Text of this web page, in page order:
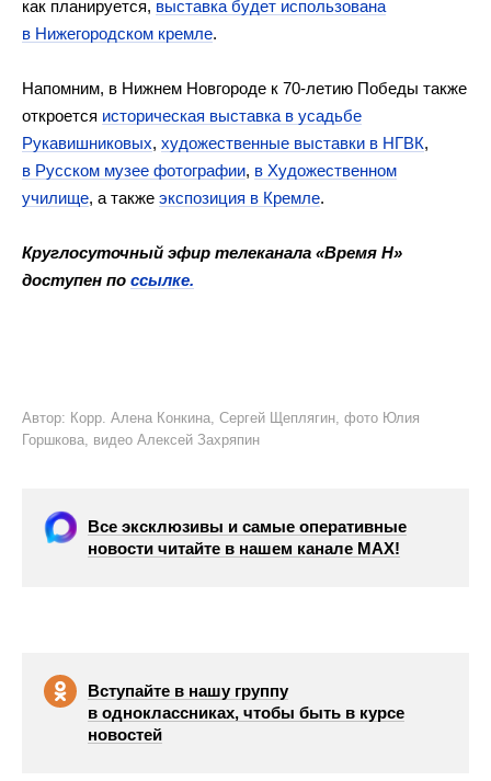
как планируется, выставка будет использована
в Нижегородском кремле.
Напомним, в Нижнем Новгороде к 70-летию Победы также
откроется историческая выставка в усадьбе
Рукавишниковых, художественные выставки в НГВК,
в Русском музее фотографии, в Художественном
училище, а также экспозиция в Кремле.
Круглосуточный эфир телеканала «Время Н»
доступен по ссылке.
Автор: Корр. Алена Конкина, Сергей Щеплягин, фото Юлия
Горшкова, видео Алексей Захряпин
Все эксклюзивы и самые оперативные
новости читайте в нашем канале МАХ!
Вступайте в нашу группу
в одноклассниках, чтобы быть в курсе
новостей